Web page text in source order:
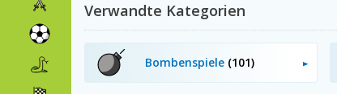
Verwandte Kategorien
Bombenspiele (101)